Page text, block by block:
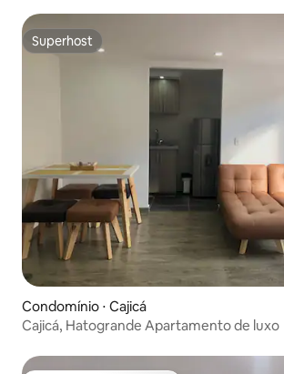
Superhost
Superhost
Condomínio ⋅ Cajicá
Cajicá, Hatogrande Apartamento de luxo